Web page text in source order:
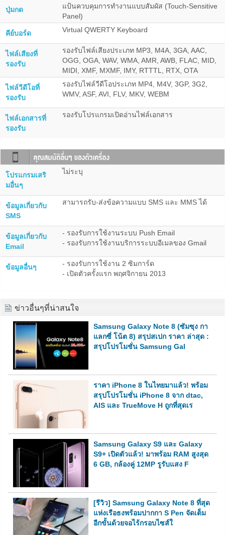
ปุ่มกด
แป้นควบคุมการทำงานแบบสัมผัส (Touch-Sensitive
Panel)
คีย์บอร์ด Virtual QWERTY Keyboard
ไฟล์เสียงที่
รองรับ
รองรับไฟล์เสียงประเภท MP3, M4A, 3GA, AAC,
OGG, OGA, WAV, WMA, AMR, AWB, FLAC, MID,
MIDI, XMF, MXMF, IMY, RTTTL, RTX, OTA
ไฟล์วีดีโอที่
รองรับ
รองรับไฟล์วีดีโอประเภท MP4, M4V, 3GP, 3G2,
WMV, ASF, AVI, FLV, MKV, WEBM
ไฟล์เอกสารที่
รองรับ
รองรับโปรแกรมเปิดอ่านไฟล์เอกสาร
โปรแกรมเสริ
มอื่นๆ
ไม่ระบุ
ข้อมูลเกี่ยวกับ
SMS
สามารถรับ-ส่งข้อความแบบ SMS และ MMS ได้
ข้อมูลเกี่ยวกับ
Email
- รองรับการใช้งานระบบ Push Email
- รองรับการใช้งานบริการระบบอีเมลของ Gmail
ข้อมูลอื่นๆ
- รองรับการใช้งาน 2 ซิมการ์ด
- เปิดตัวครั้งแรก พฤศจิกายน 2013
ข่าวอื่นๆที่น่าสนใจ
Samsung Galaxy Note 8 (ซัมซุง กา
แลกซี่ โน้ต 8) สรุปสเปก ราคา ล่าสุด :
สรุปโปรโมชั่น Samsung Gal
ราคา iPhone 8 ในไทยมาแล้ว! พร้อม
สรุปโปรโมชั่น iPhone 8 จาก dtac,
AIS และ TrueMove H ถูกที่สุดเร
Samsung Galaxy S9 และ Galaxy
S9+ เปิดตัวแล้ว! มาพร้อม RAM สูงสุด
6 GB, กล้องคู่ 12MP รูรับแสง F
[รีวิว] Samsung Galaxy Note 8 ที่สุด
แห่งเรือธงพร้อมปากกา S Pen จัดเต็ม
อีกขั้นด้วยจอไร้กรอบไซส์ใ